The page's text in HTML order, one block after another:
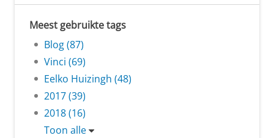
Meest gebruikte tags
Blog (87)
Vinci (69)
Eelko Huizingh (48)
2017 (39)
2018 (16)
Toon alle